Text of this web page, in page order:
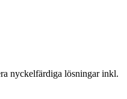
nyckelfärdiga lösningar inkl.